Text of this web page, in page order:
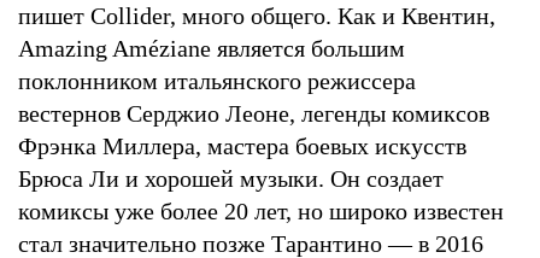
пишет Collider, много общего. Как и Квентин,
Amazing Améziane является большим
поклонником итальянского режиссера
вестернов Серджио Леоне, легенды комиксов
Фрэнка Миллера, мастера боевых искусств
Брюса Ли и хорошей музыки. Он создает
комиксы уже более 20 лет, но широко известен
стал значительно позже Тарантино — в 2016